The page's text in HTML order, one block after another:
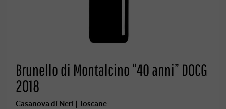
Brunello di Montalcino “40 anni” DOCG
2018
Casanova di Neri | Toscane